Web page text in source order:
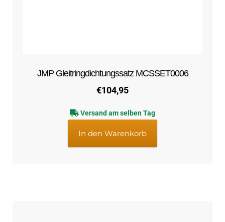
JMP Gleitringdichtungssatz MCSSET0006
€104,95
Versand am selben Tag
In den Warenkorb